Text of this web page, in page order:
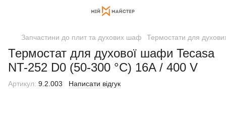
Запчастини до плит та духових шаф Термостати для
Термостат для духової шафи Tecasa
NT-252 D0 (50-300 °C) 16A / 400 V
Артикул: 9.2.003 Написати відгук